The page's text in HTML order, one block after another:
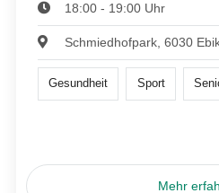
18:00 - 19:00 Uhr
Schmiedhofpark, 6030
Gesundheit Sport
Mehr